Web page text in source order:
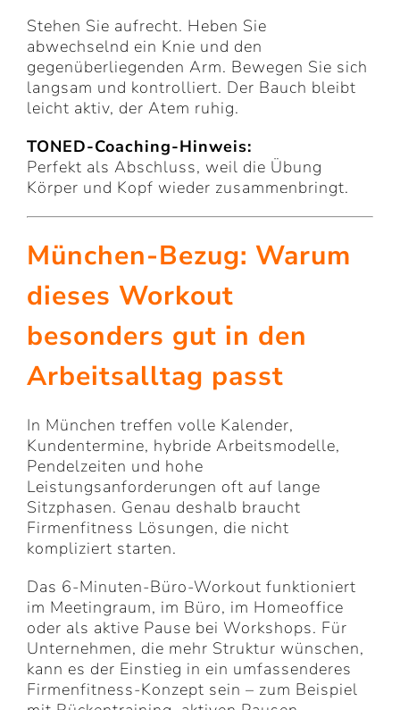
Stehen Sie aufrecht. Heben Sie
abwechselnd ein Knie und den
gegenüberliegenden Arm. Bewegen Sie sich
langsam und kontrolliert. Der Bauch bleibt
leicht aktiv, der Atem ruhig.
TONED-Coaching-Hinweis:
Perfekt als Abschluss, weil die Übung
Körper und Kopf wieder zusammenbringt.
München-Bezug: Warum
dieses Workout
besonders gut in den
Arbeitsalltag passt
In München treffen volle Kalender,
Kundentermine, hybride Arbeitsmodelle,
Pendelzeiten und hohe
Leistungsanforderungen oft auf lange
Sitzphasen. Genau deshalb braucht
Firmenfitness Lösungen, die nicht
kompliziert starten.
Das 6-Minuten-Büro-Workout funktioniert
im Meetingraum, im Büro, im Homeoffice
oder als aktive Pause bei Workshops. Für
Unternehmen, die mehr Struktur wünschen,
kann es der Einstieg in ein umfassenderes
Firmenfitness-Konzept sein – zum Beispiel